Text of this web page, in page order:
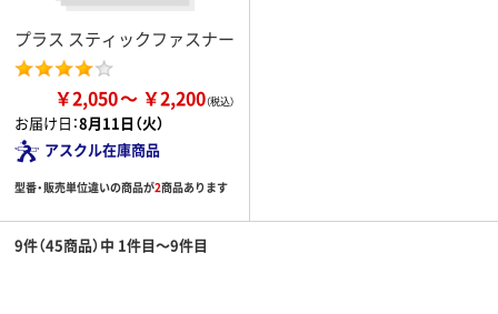
プラス スティックファスナー
￥2,050 ￥2,200
お届け日：8月11日（火）
アスクル在庫商品
型番・販売単位違いの商品が2商品あります
9件（45商品）中 1件目～9件目